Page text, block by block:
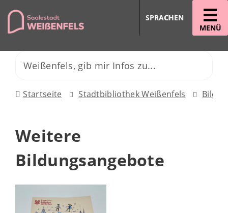
MENÜ
SPRACHEN
Startseite Stadtbibliothek Weißenfels
Weitere
Bildungsangebote